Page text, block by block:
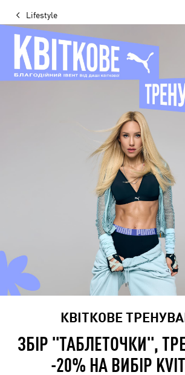
Lifestyle
КВІТКОВЕ
ЗБІР "ТАБЛЕТОЧКИ",
-20% НА ВИБІР